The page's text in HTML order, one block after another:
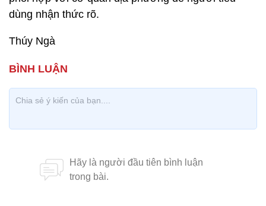
dùng nhận thức rõ.
Thúy Ngà